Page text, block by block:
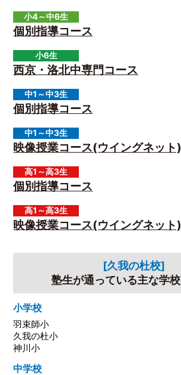
小4～中6生
個別指導コース
小6生
西京・洛北中専門コース
中1～中3生
個別指導コース
中1～中3生
映像授業コース(ウイングネット)
高1～高3生
個別指導コース
高1～高3生
映像授業コース(ウイングネット)
[久我の杜校]
塾生が通っている主な学校
小学校
羽束師小
久我の杜小
神川小
中学校